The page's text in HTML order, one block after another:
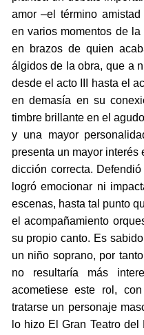
amor –el término
en varios momentos de
en brazos de quien
álgidos de la obra, que a
desde el acto III hasta el
en demasía en su
timbre brillante en el
y una mayor
presenta un mayor interés
dicción correcta.
logró emocionar ni
escenas, hasta tal punto
el acompañamiento
su propio canto. Es
un niño soprano, por
no resultaría más
acometiese este rol,
tratarse un personaje
lo hizo El Gran Teatro